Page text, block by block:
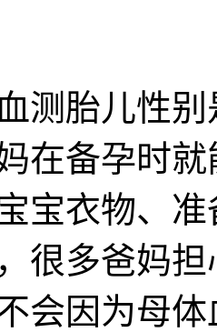
胎儿性别
在备孕时
宝衣物、
很多爸妈
会因为母